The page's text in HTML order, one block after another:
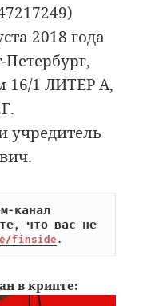
2018 года
Петербург,
16/1 ЛИТЕР А,
учредитель
канал
что вас не
finside.
в крипте: